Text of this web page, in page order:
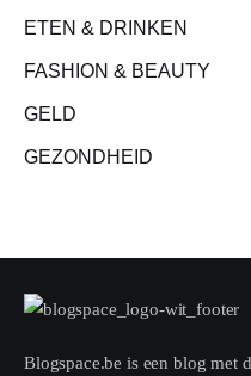
ETEN & DRINKEN
FASHION & BEAUTY
GELD
GEZONDHEID
Blogspace.be is een blog met